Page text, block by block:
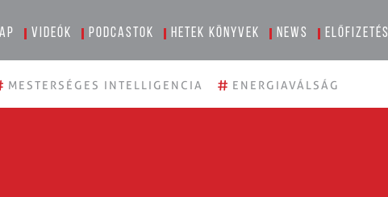
Videók Podcastok Hetek könyvek News Előfizetés
MESTERSÉGES INTELLIGENCIA # ENERGIAVÁLSÁG